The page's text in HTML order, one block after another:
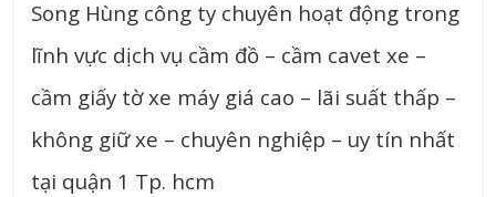
Song Hùng công ty chuyên hoạt động trong
lĩnh vực dịch vụ cầm đồ – cầm cavet xe –
cầm giấy tờ xe máy giá cao – lãi suất thấp –
không giữ xe – chuyên nghiệp – uy tín nhất
tại quận 1 Tp. hcm